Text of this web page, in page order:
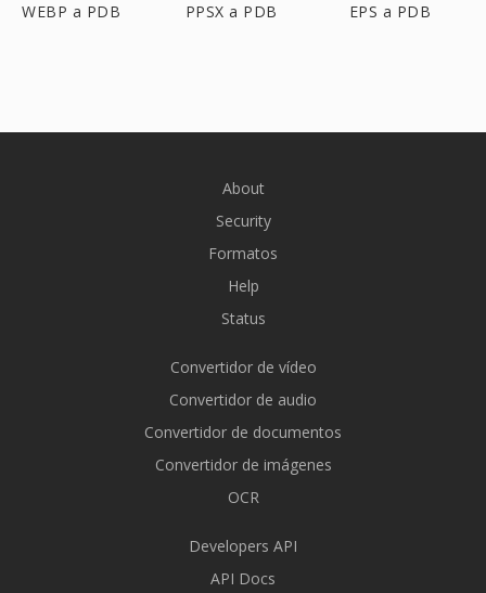
WEBP a PDB PPSX a PDB EPS a PDB
About
Security
Formatos
Help
Status
Convertidor de vídeo
Convertidor de audio
Convertidor de documentos
Convertidor de imágenes
OCR
Developers API
API Docs